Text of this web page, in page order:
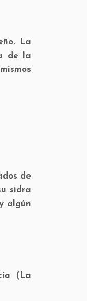
La
de la
de
sidra
algún
(La